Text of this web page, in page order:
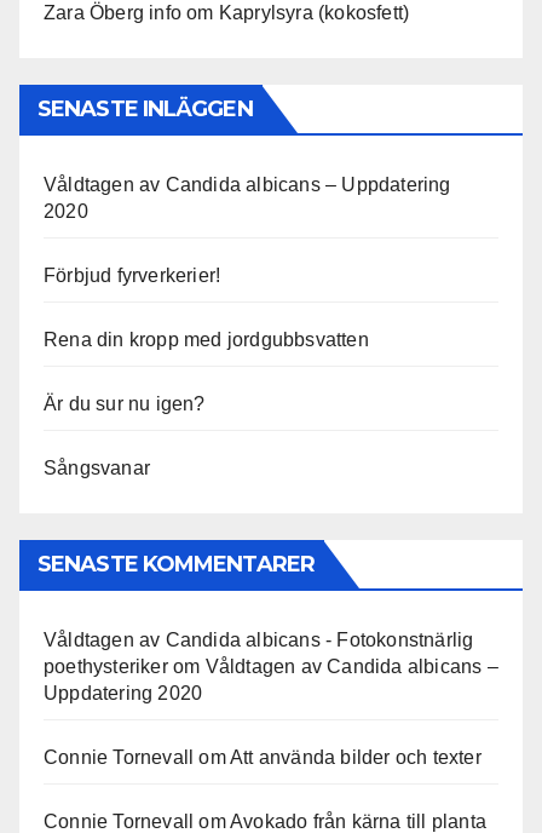
Zara Öberg info om Kaprylsyra (kokosfett)
SENASTE INLÄGGEN
Våldtagen av Candida albicans – Uppdatering
2020
Förbjud fyrverkerier!
Rena din kropp med jordgubbsvatten
Är du sur nu igen?
Sångsvanar
SENASTE KOMMENTARER
Våldtagen av Candida albicans - Fotokonstnärlig
poethysterikerom Våldtagen av Candida albicans –
Uppdatering 2020
Connie Tornevall omAtt använda bilder och texter
Connie Tornevall omAvokado från kärna till planta